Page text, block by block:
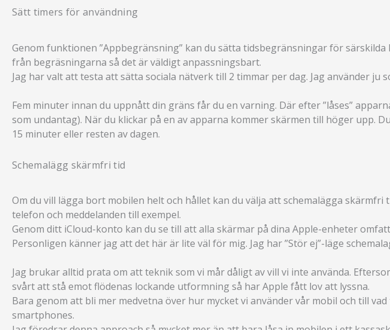
Sätt timers för användning
Genom funktionen ”Appbegränsning” kan du sätta tidsbegränsningar för
från begräsningarna så det är väldigt anpassningsbart.
Jag har valt att testa att sätta sociala nätverk till 2 timmar per dag. Jag använder ju
Fem minuter innan du uppnått din gräns får du en varning. Där efter ”låses”
som undantag). När du klickar på en av apparna kommer skärmen till höger upp.
15 minuter eller resten av dagen.
Schemalägg skärmfri tid
Om du vill lägga bort mobilen helt och hållet kan du välja att schemalägga
telefon och meddelanden till exempel.
Genom ditt iCloud-konto kan du se till att alla skärmar på dina Apple-enheter
Personligen känner jag att det här är lite väl för mig. Jag har ”Stör ej”-läge
Jag brukar alltid prata om att teknik som vi mår dåligt av vill vi inte använda.
svårt att stå emot flödenas lockande utformning så har Apple fått lov att lyssna.
Bara genom att bli mer medvetna över hur mycket vi använder vår mobil och till
smartphones.